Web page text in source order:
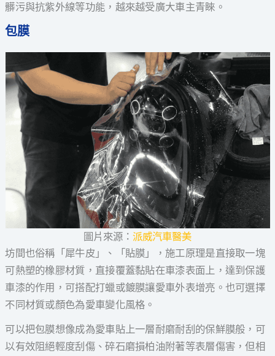
髒污與抗紫外線等功能，越來越受廣大車主青睞。
包膜
圖片來源： 派威汽車醫美
坊間也俗稱「犀牛皮」、「貼膜」，施工原理是直接取一塊
可熱塑的橡膠材質，直接覆蓋黏貼在車漆表面上，達到保護
車漆的作用，可搭配打蠟或鍍膜讓愛車外表增亮。也可選擇
不同材質或顏色為愛車變化風格。
可以把包膜想像成為愛車貼上一層耐磨耐刮的保鮮膜般，可
以有效阻絕輕度刮傷、碎石磨損柏油附著等表層傷害，但相